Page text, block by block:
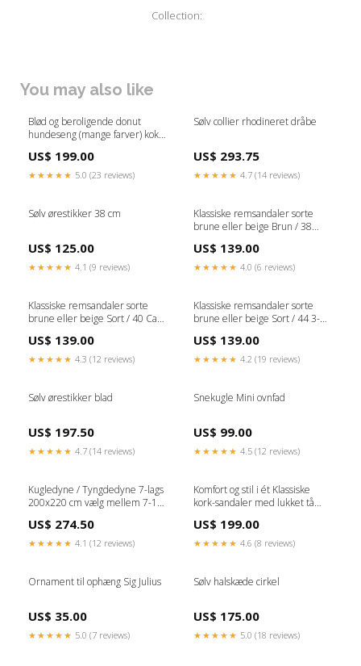
Collection:
You may also like
Blød og beroligende donut
hundeseng (mange farver) koks
US$ 199.00
★★★★★ 5.0 (23 reviews)
Sølv collier rhodineret dråbe
US$ 293.75
★★★★★ 4.7 (14 reviews)
Sølv ørestikker 38 cm
US$ 125.00
★★★★★ 4.1 (9 reviews)
Klassiske remsandaler sorte
brune eller beige Brun / 38
US$ 139.00
★★★★★ 4.0 (6 reviews)
Klassiske remsandaler sorte
brune eller beige Sort / 40 Casa
US$ 139.00
★★★★★ 4.3 (12 reviews)
Klassiske remsandaler sorte
brune eller beige Sort / 44 3-
US$ 139.00
★★★★★ 4.2 (19 reviews)
Sølv ørestikker blad
US$ 197.50
★★★★★ 4.7 (14 reviews)
Snekugle Mini ovnfad
US$ 99.00
★★★★★ 4.5 (12 reviews)
Kugledyne / Tyngdedyne 7-lags
200x220 cm vælg mellem 7-13
US$ 274.50
★★★★★ 4.1 (12 reviews)
Komfort og stil i ét Klassiske
kork-sandaler med lukket tå
shelves
US$ 199.00
★★★★★ 4.6 (8 reviews)
Ornament til ophæng Sig Julius
US$ 35.00
★★★★★ 5.0 (7 reviews)
Sølv halskæde cirkel
US$ 175.00
★★★★★ 5.0 (18 reviews)